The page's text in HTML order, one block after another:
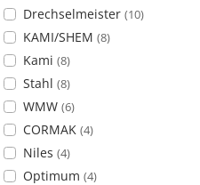
Drechselmeister (10)
KAMI/SHEM (8)
Kami (8)
Stahl (8)
WMW (6)
CORMAK (4)
Niles (4)
Optimum (4)